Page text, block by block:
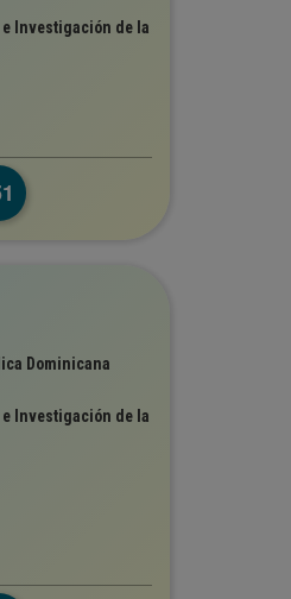
Investigación de la
Dominicana
Investigación de la